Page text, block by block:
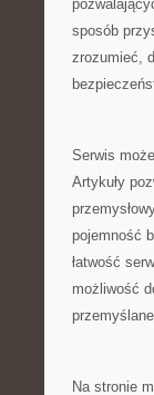
sposób
zrozumieć,
Serwis
Artykuły
pojemność
łatwość
możliwość
Na stronie